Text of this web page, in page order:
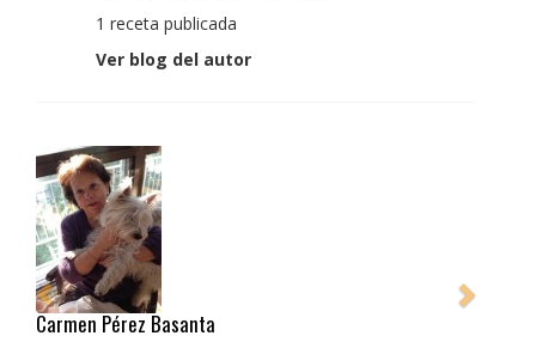
1 receta publicada
Ver blog del autor
Pedro Manuel Collado Cruz